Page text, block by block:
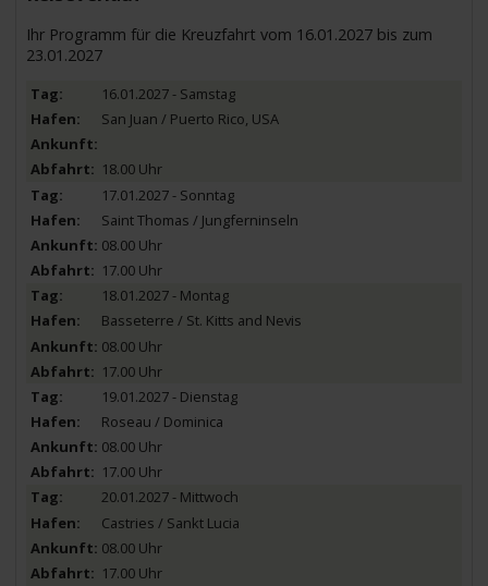
Ihr Programm für die Kreuzfahrt vom 16.01.2027 bis zum
23.01.2027
16.01.2027 - Samstag
San Juan / Puerto Rico, USA
18.00 Uhr
17.01.2027 - Sonntag
Saint Thomas / Jungferninseln
08.00 Uhr
17.00 Uhr
18.01.2027 - Montag
Basseterre / St. Kitts and Nevis
08.00 Uhr
17.00 Uhr
19.01.2027 - Dienstag
Roseau / Dominica
08.00 Uhr
17.00 Uhr
20.01.2027 - Mittwoch
Castries / Sankt Lucia
08.00 Uhr
17.00 Uhr